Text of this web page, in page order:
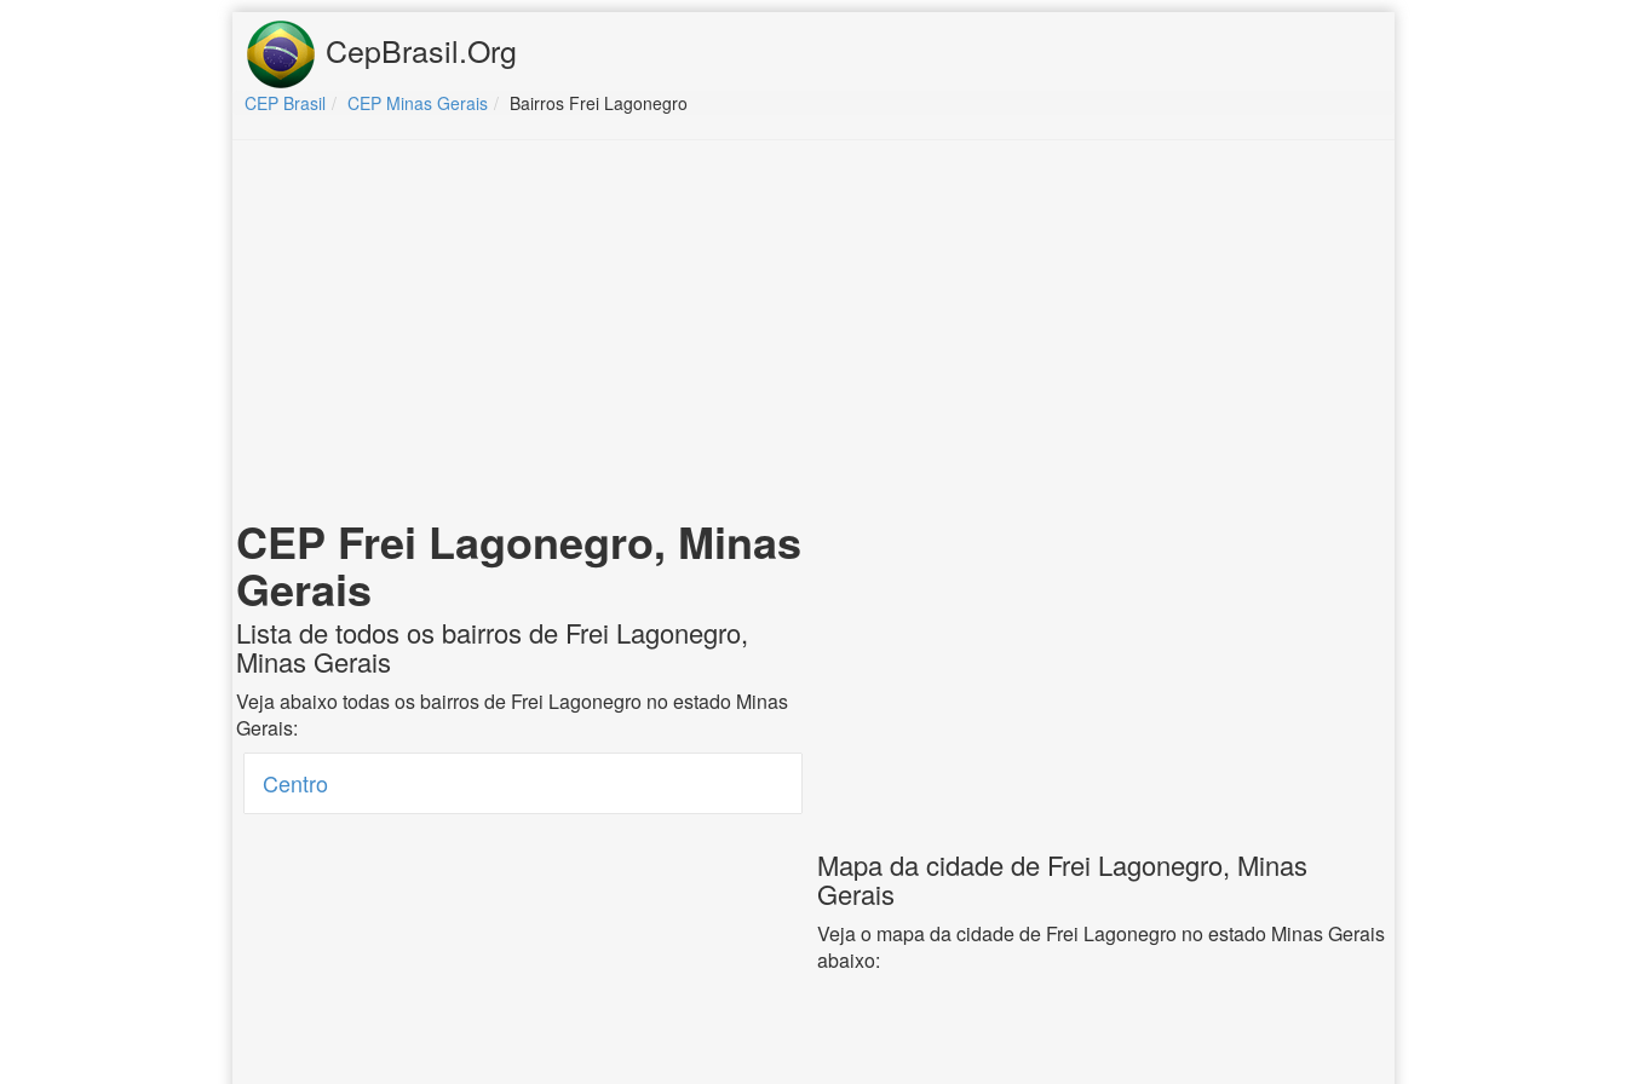
CepBrasil.Org
CEP Brasil CEP Minas Gerais Bairros Frei Lagonegro
CEP Frei Lagonegro, Minas
Gerais
Lista de todos os bairros de Frei Lagonegro,
Minas Gerais
Veja abaixo todas os bairros de Frei Lagonegro no estado Minas
Gerais:
Centro
Mapa da cidade de Frei Lagonegro, Minas
Gerais
Veja o mapa da cidade de Frei Lagonegro no estado Minas Gerais
abaixo: